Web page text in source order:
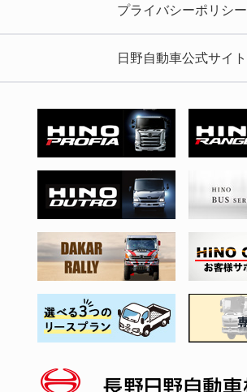
プライバシーポリシー
日野自動車公式サイト